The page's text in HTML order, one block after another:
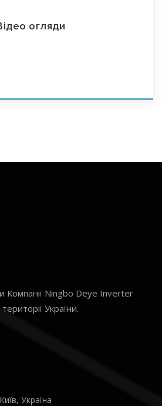
огляди
Компанії Ningbo Deye Inverter
України.
Україна